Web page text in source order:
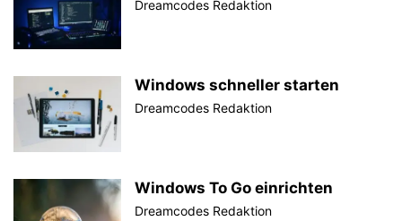
Dreamcodes Redaktion
Windows schneller starten
Dreamcodes Redaktion
Windows To Go einrichten
Dreamcodes Redaktion